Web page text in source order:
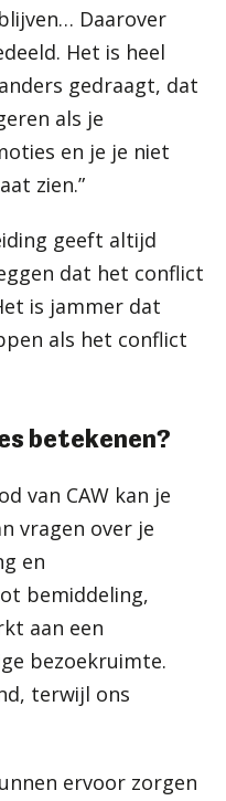
Daarover
Het is heel
gedraagt, dat
als je
en je je niet
zien.”
geeft altijd
dat het conflict
is jammer dat
als het conflict
betekenen?
van CAW kan je
vragen over je
en
bemiddeling,
aan een
bezoekruimte.
terwijl ons
ervoor zorgen